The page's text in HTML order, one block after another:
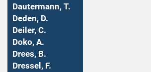
Dautermann, T.
Deden, D.
Deiler, C.
Doko, A.
Drees, B.
Dressel, F.